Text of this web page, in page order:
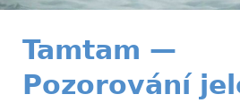
Tamtam —
Pozorování